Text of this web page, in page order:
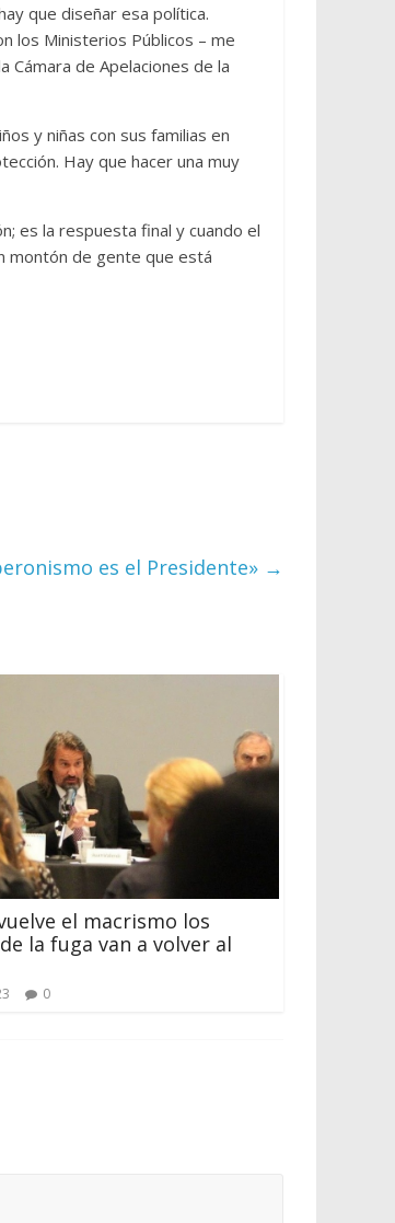
que diseñar esa política.
los Ministerios Públicos – me
Cámara de Apelaciones de la
y niñas con sus familias en
Hay que hacer una muy
es la respuesta final y cuando el
montón de gente que está
es el Presidente» →
el macrismo los
la fuga van a volver al
0